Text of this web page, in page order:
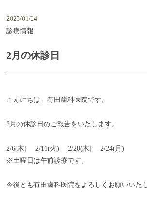
むし歯の治療跡や銀歯をきれいにしたい
歯が虫歯にならないために
お子さまの歯の健康を守るために
入れ歯があわない・痛い方へ
2025/01/24
診療情報
2月の休診日
こんにちは、有田歯科医院です。
2月の休診日のご報告をいたします。
2/6(木) 2/11(火) 2/20(木) 2/24(月)
※土曜日は午前診療です。
今後とも有田歯科医院をよろしくお願いいた